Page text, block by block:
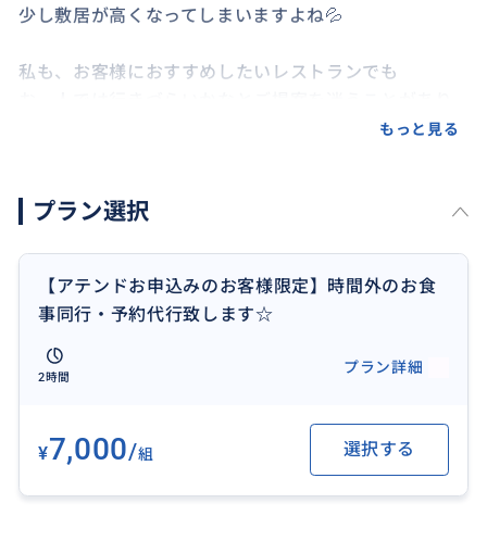
少し敷居が高くなってしまいますよね💦
私も、お客様におすすめしたいレストランでも
アテンドをさせていただいたお客様がそのままスムー
ガイド分の食事代をご負担いただけましたら、
「レストラン探し＋ご予約代行（カード不要なお店）
＋当日同行」致します。
＊ご希望のレストランがありましたらお知らせくださ
ご予約にクレジットカードが必要な場合は、カード情
報のご入力等、お客様から直接のご予約をお願い致し
ます。
もっと見る
プラン選択
【アテンドお申込みのお客様限定】時間外のお食
事同行・予約代行致します☆
2時間
プラン詳細
¥7,000/組 選択する